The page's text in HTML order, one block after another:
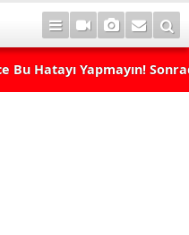
Bu Hatayı Yapmayın!